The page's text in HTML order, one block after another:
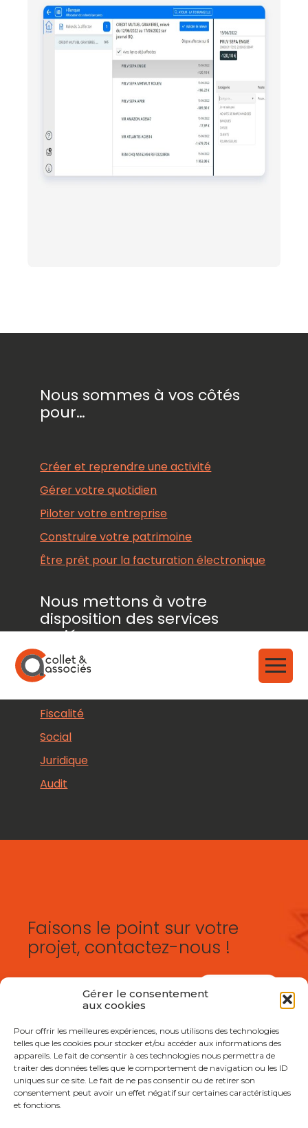
Gérer le consentement
aux cookies
Pour offrir les meilleures expériences, nous utilisons des technologies
telles que les cookies pour stocker et/ou accéder aux informations des
appareils. Le fait de consentir à ces technologies nous permettra de
traiter des données telles que le comportement de navigation ou les ID
uniques sur ce site. Le fait de ne pas consentir ou de retirer son
consentement peut avoir un effet négatif sur certaines caractéristiques
et fonctions.
Aller
au
Nous sommes à vos côtés
pour…
Créer et reprendre une activité
Gérer votre quotidien
Piloter votre entreprise
Construire votre patrimoine
Être prêt pour la facturation électronique
Nous mettons à votre
disposition des services
variés
Fiscalité
Social
Juridique
Audit
Faisons le point sur votre
projet, contactez-nous !